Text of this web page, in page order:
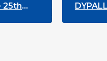
DYPALL